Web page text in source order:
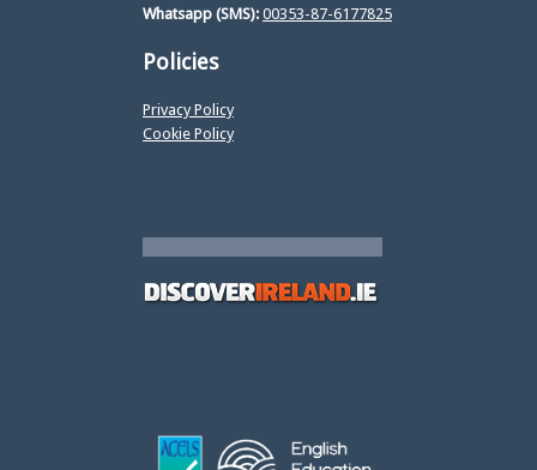
Whatsapp (SMS): 00353-87-6177825
Policies
Privacy Policy
Cookie Policy